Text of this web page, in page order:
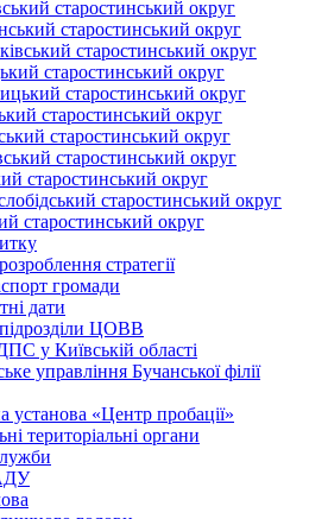
старостинський округ
старостинський округ
старостинський округ
старостинський округ
старостинський округ
старостинський округ
старостинський округ
старостинський округ
старостинський округ
старостинський округ
старостинський округ
стратегії
громади
дати
підрозділи ЦОВВ
у Київській області
управління Бучанської філії
установа «Центр пробації»
територіальні органи